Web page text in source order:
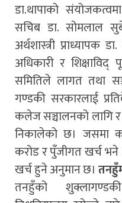
डा.थापाको
सचिब डा. सोमलाल
अर्थशास्त्री प्राध्यापक
अधिकारी र
समितिले लागत तथा
गण्डकी सरकारलाई
कलेज सञ्चालनको लागि र
निकालेको छ। जसमा
करोड र पुँजीगत खर्च
खर्च हुने अनुमान छ।
तनहुँको